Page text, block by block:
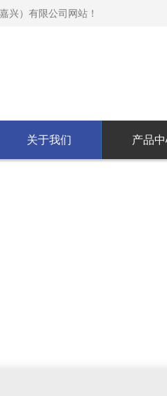
兴）有限公司网站！
关于我们 产品